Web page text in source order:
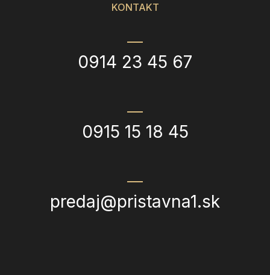
KONTAKT
0914 23 45 67
0915 15 18 45
predaj@pristavna1.sk